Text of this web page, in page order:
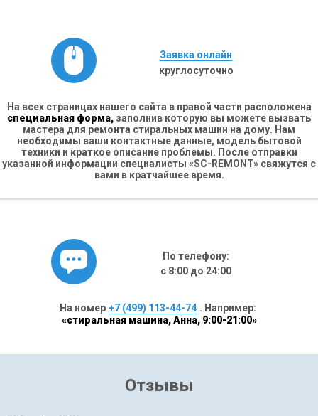
Заявка онлайн
круглосуточно
На всех страницах нашего сайта в правой части расположена
специальная форма, заполнив которую вы можете вызвать
мастера для ремонта стиральных машин на дому. Нам
необходимы ваши контактные данные, модель бытовой
техники и краткое описание проблемы. После отправки
указанной информации специалисты «SC-REMONT» свяжутся с
вами в кратчайшее время.
По телефону:
с 8:00 до 24:00
На номер +7 (499) 113-44-74 . Например:
«стиральная машина, Анна, 9:00-21:00»
Отзывы